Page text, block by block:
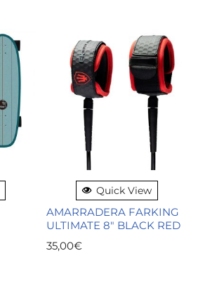
Quick View
AMARRADERA FARKING
ULTIMATE 8″ BLACK RED
35,00€